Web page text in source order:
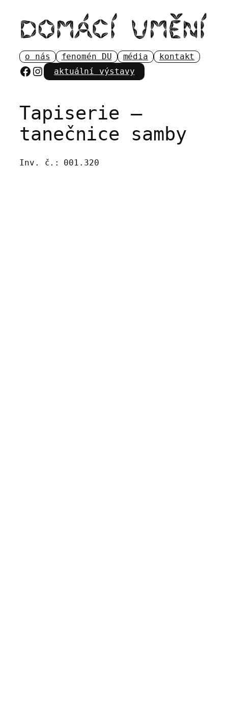
obsah
o nás fenomén DU média kontakt
Facebook
Instagram
aktuální výstavy
Tapiserie –
tanečnice samby
Inv. č.: 001.320